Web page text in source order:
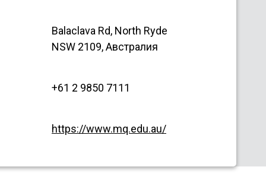
Balaclava Rd, North Ryde
NSW 2109, Австралия
+61 2 9850 7111
https://www.mq.edu.au/